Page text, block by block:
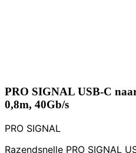
PRO SIGNAL USB-C
0,8m, 40Gb/s
PRO SIGNAL
Razendsnelle PRO SIGNAL